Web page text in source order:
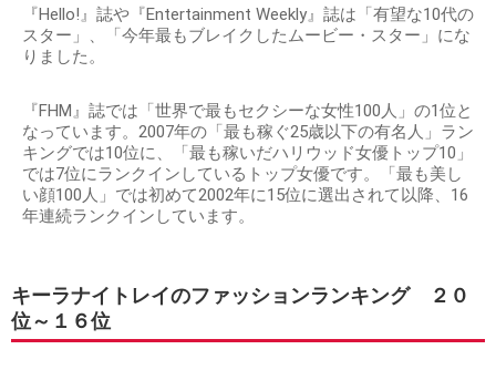
『Hello!』誌や『Entertainment Weekly』誌は「有望な10代の
スター」、「今年最もブレイクしたムービー・スター」にな
りました。
『FHM』誌では「世界で最もセクシーな女性100人」の1位と
なっています。2007年の「最も稼ぐ25歳以下の有名人」ラン
キングでは10位に、「最も稼いだハリウッド女優トップ10」
では7位にランクインしているトップ女優です。「最も美し
い顔100人」では初めて2002年に15位に選出されて以降、16
年連続ランクインしています。
キーラナイトレイのファッションランキング ２０
位～１６位